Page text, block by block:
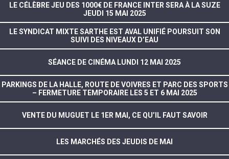
LE CÉLÈBRE JEU DES 1000€ DE FRANCE INTER SERA À LA SUZE
JEUDI 15 MAI 2025
LE SYNDICAT MIXTE SARTHE EST AVAL UNIFIÉ POURSUIT SON
SUIVI DES NIVEAUX D’EAU
SÉANCE DE CINÉMA LUNDI 12 MAI 2025
PARKINGS DE LA HALLE, ROUTE DE VOIVRES ET PARC DES SPORTS
– FERMETURE TEMPORAIRE LES 5 ET 6 MAI 2025
VENTE DU MUGUET LE 1ER MAI, CE QU’IL FAUT SAVOIR
LES MARCHÉS DES JEUDIS DE MAI